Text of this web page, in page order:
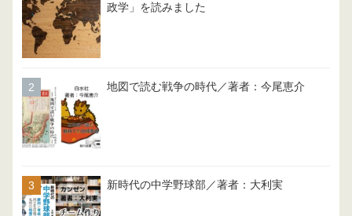
政学」を読みました
地図で読む戦争の時代／著者：今尾恵介
新時代の中学野球部／著者：大利実